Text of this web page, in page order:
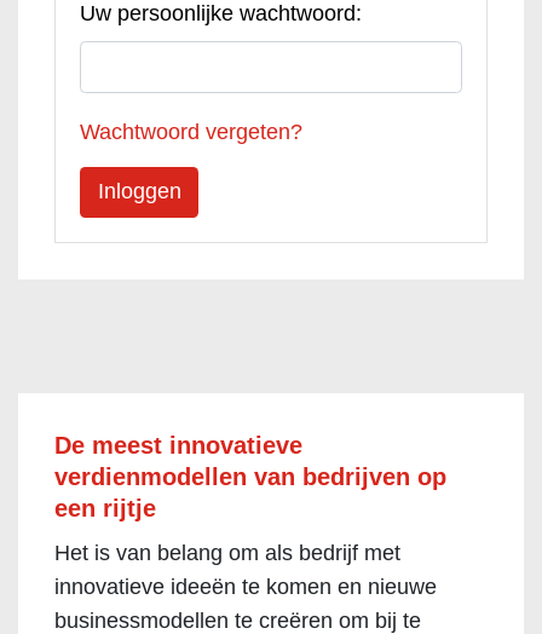
Uw persoonlijke wachtwoord:
Wachtwoord vergeten?
De meest innovatieve
verdienmodellen van bedrijven op
een rijtje
Het is van belang om als bedrijf met
innovatieve ideeën te komen en nieuwe
businessmodellen te creëren om bij te